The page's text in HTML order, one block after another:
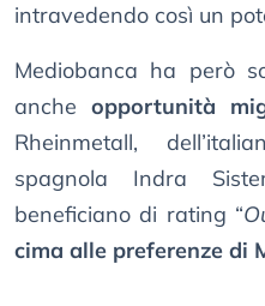
intravedendo così un
Mediobanca ha però
anche opportunità
Rheinmetall,
spagnola Indra
beneficiano di rating “
cima alle preferenze di